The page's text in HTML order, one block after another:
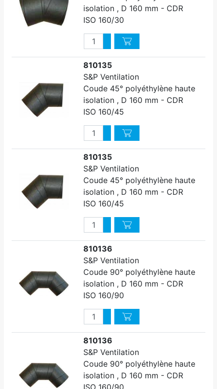
isolation , D 160 mm - CDR
ISO 160/30
QuantitéAugmenter quantité
Diminuer quantité
810135
S&P Ventilation
Coude 45° polyéthylène haute
isolation , D 160 mm - CDR
ISO 160/45
QuantitéAugmenter quantité
Diminuer quantité
810135
S&P Ventilation
Coude 45° polyéthylène haute
isolation , D 160 mm - CDR
ISO 160/45
QuantitéAugmenter quantité
Diminuer quantité
810136
S&P Ventilation
Coude 90° polyéthylène haute
isolation , D 160 mm - CDR
ISO 160/90
QuantitéAugmenter quantité
Diminuer quantité
810136
S&P Ventilation
Coude 90° polyéthylène haute
isolation , D 160 mm - CDR
ISO 160/90